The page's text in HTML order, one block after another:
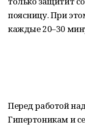
поясницу. При
каждые 20–30
Перед работой
Гипертоникам и